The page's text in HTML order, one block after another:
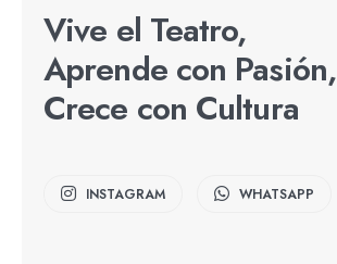
Vive el Teatro,
Aprende con Pasión,
Crece con Cultura
INSTAGRAM WHATSAPP